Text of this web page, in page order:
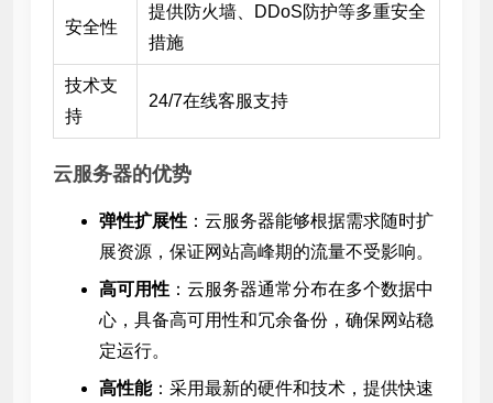
安全性
提供防火墙、DDoS防护等多重安全
措施
技术支
持
24/7在线客服支持
云服务器的优势
弹性扩展性 ：云服务器能够根据需求随时扩
展资源，保证网站高峰期的流量不受影响。
高可用性 ：云服务器通常分布在多个数据中
心，具备高可用性和冗余备份，确保网站稳
定运行。
高性能：采用最新的硬件和技术，提供快速